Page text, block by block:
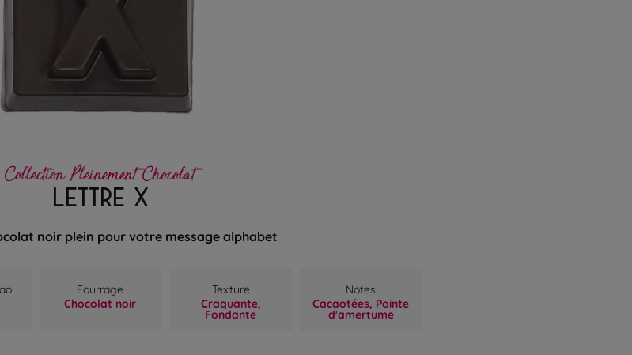
Collection Pleinement Chocolat
LETTRE X
noir plein pour votre message alphabet
Fourrage
Chocolat noir
Texture
Craquante,
Fondante
Notes
Cacaotées, Pointe
d'amertume